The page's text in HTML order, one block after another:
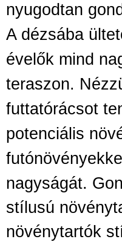
nyugodtan
A dézsába
évelők mind
teraszon.
futtatórácsot
potenciális
nagyságát.
stílusú
növénytartók